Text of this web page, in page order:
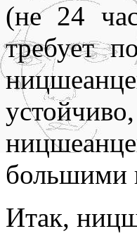
(не 24
требует
большими
Итак,